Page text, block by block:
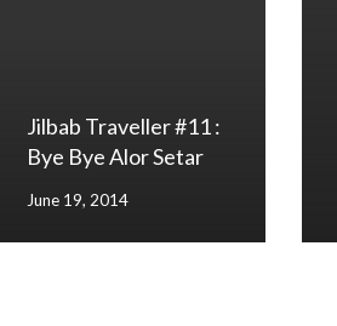
Jilbab Traveller #11 :
Bye Bye Alor Setar
June 19, 2014